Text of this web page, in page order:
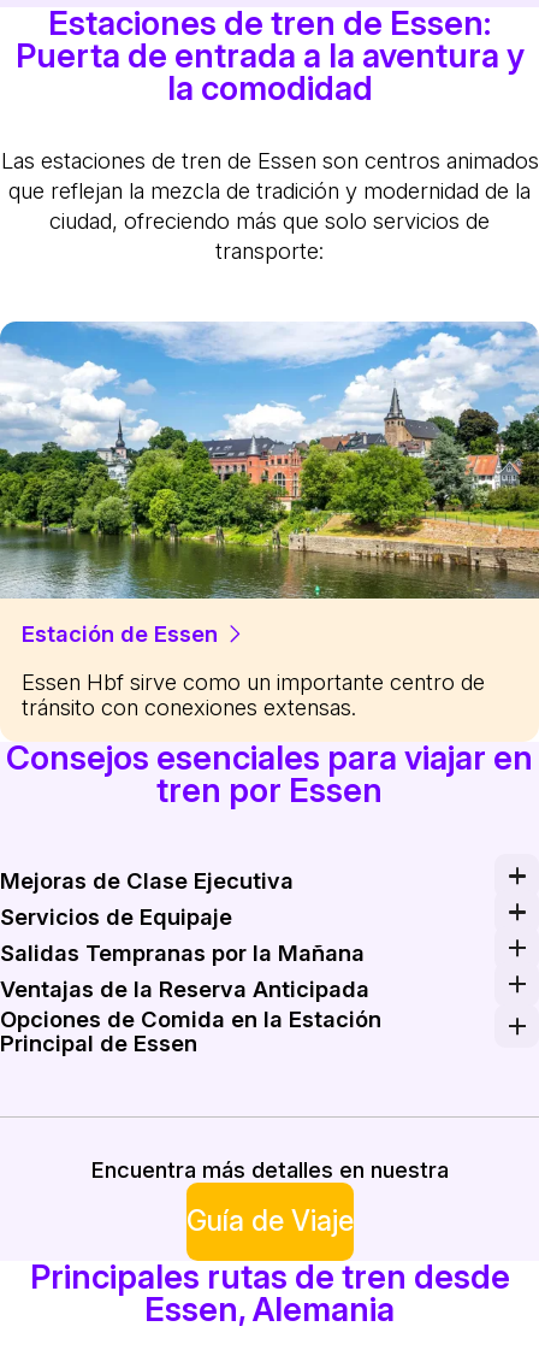
Estaciones de tren de Essen:
Puerta de entrada a la aventura y
la comodidad
Las estaciones de tren de Essen son centros animados
que reflejan la mezcla de tradición y modernidad de la
ciudad, ofreciendo más que solo servicios de
transporte:
Estación de Essen
Essen Hbf sirve como un importante centro de
tránsito con conexiones extensas.
Consejos esenciales para viajar en
tren por Essen
Mejoras de Clase Ejecutiva
Para un viaje más cómodo, considera mejorar a clase
Servicios de Equipaje
Essen Hauptbahnhof proporciona varios servicios de
Salidas Tempranas por la Mañana
Comienza tu día temprano reservando trenes
Ventajas de la Reserva Anticipada
Asegurar tus boletos de tren con anticipación a
Opciones de Comida en la Estación
Principal de Essen
Encuentra más detalles en nuestra
Guía de Viaje
Principales rutas de tren desde
Essen, Alemania